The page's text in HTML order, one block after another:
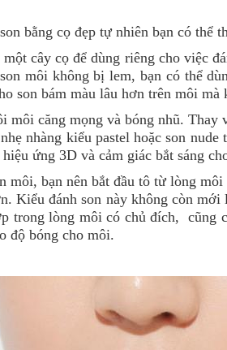
bằng cọ đẹp tự nhiên bạn có thể
cây cọ để dùng riêng cho việc
môi không bị lem, bạn có thể
son bám màu lâu hơn trên môi
căng mọng và bóng nhũ. Thay
nhàng kiểu pastel hoặc son
ứng 3D và cảm giác bắt sáng
bạn nên bắt đầu tô từ lòng
Kiểu đánh son này không còn
trong lòng môi có chủ đích, cũng
độ bóng cho môi.